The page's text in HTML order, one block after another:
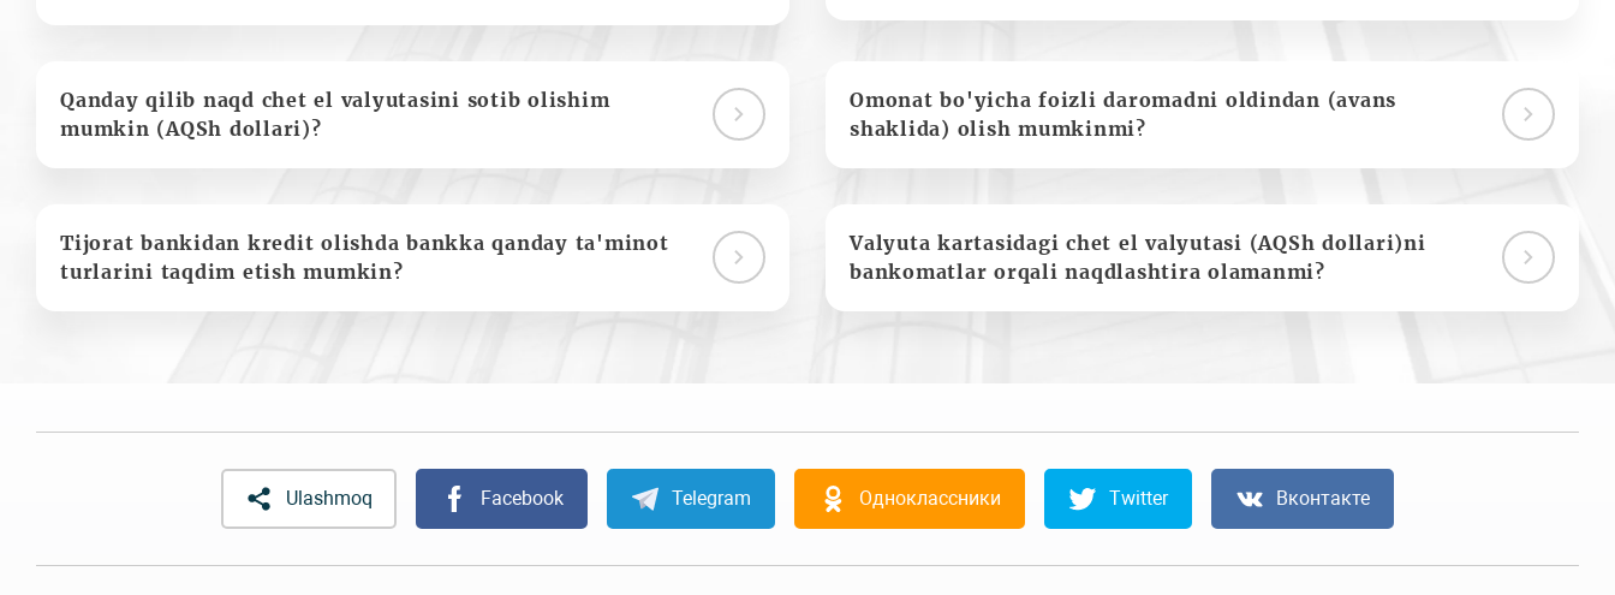
Qanday qilib naqd chet el valyutasini sotib olishim
mumkin (AQSh dollari)?
Omonat bo'yicha foizli daromadni oldindan (avans
shaklida) olish mumkinmi?
Tijorat bankidan kredit olishda bankka qanday ta'minot
turlarini taqdim etish mumkin?
Valyuta kartasidagi chet el valyutasi (AQSh dollari)ni
bankomatlar orqali naqdlashtira olamanmi?
Ulashmoq Facebook Telegram Одноклассники Twitter Вконтакте